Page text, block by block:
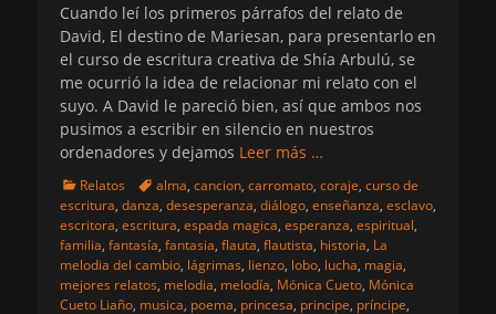
Cuando leí los primeros párrafos del relato de
David, El destino de Mariesan, para presentarlo en
el curso de escritura creativa de Shía Arbulú, se
me ocurrió la idea de relacionar mi relato con el
suyo. A David le pareció bien, así que ambos nos
pusimos a escribir en silencio en nuestros
ordenadores y dejamos Leer más …
Categorias
Relatos Etiquetas
alma, cancion, carromato, coraje, curso de
escritura, danza, desesperanza, diálogo, enseñanza, esclavo,
escritora, escritura, espada magica, esperanza, espiritual,
familia, fantasía, fantasia, flauta, flautista, historia, La
melodia del cambio, lágrimas, lienzo, lobo, lucha, magia,
mejores relatos, melodia, melodía, Mónica Cueto, Mónica
Cueto Liaño, musica, poema, princesa, principe, príncipe,